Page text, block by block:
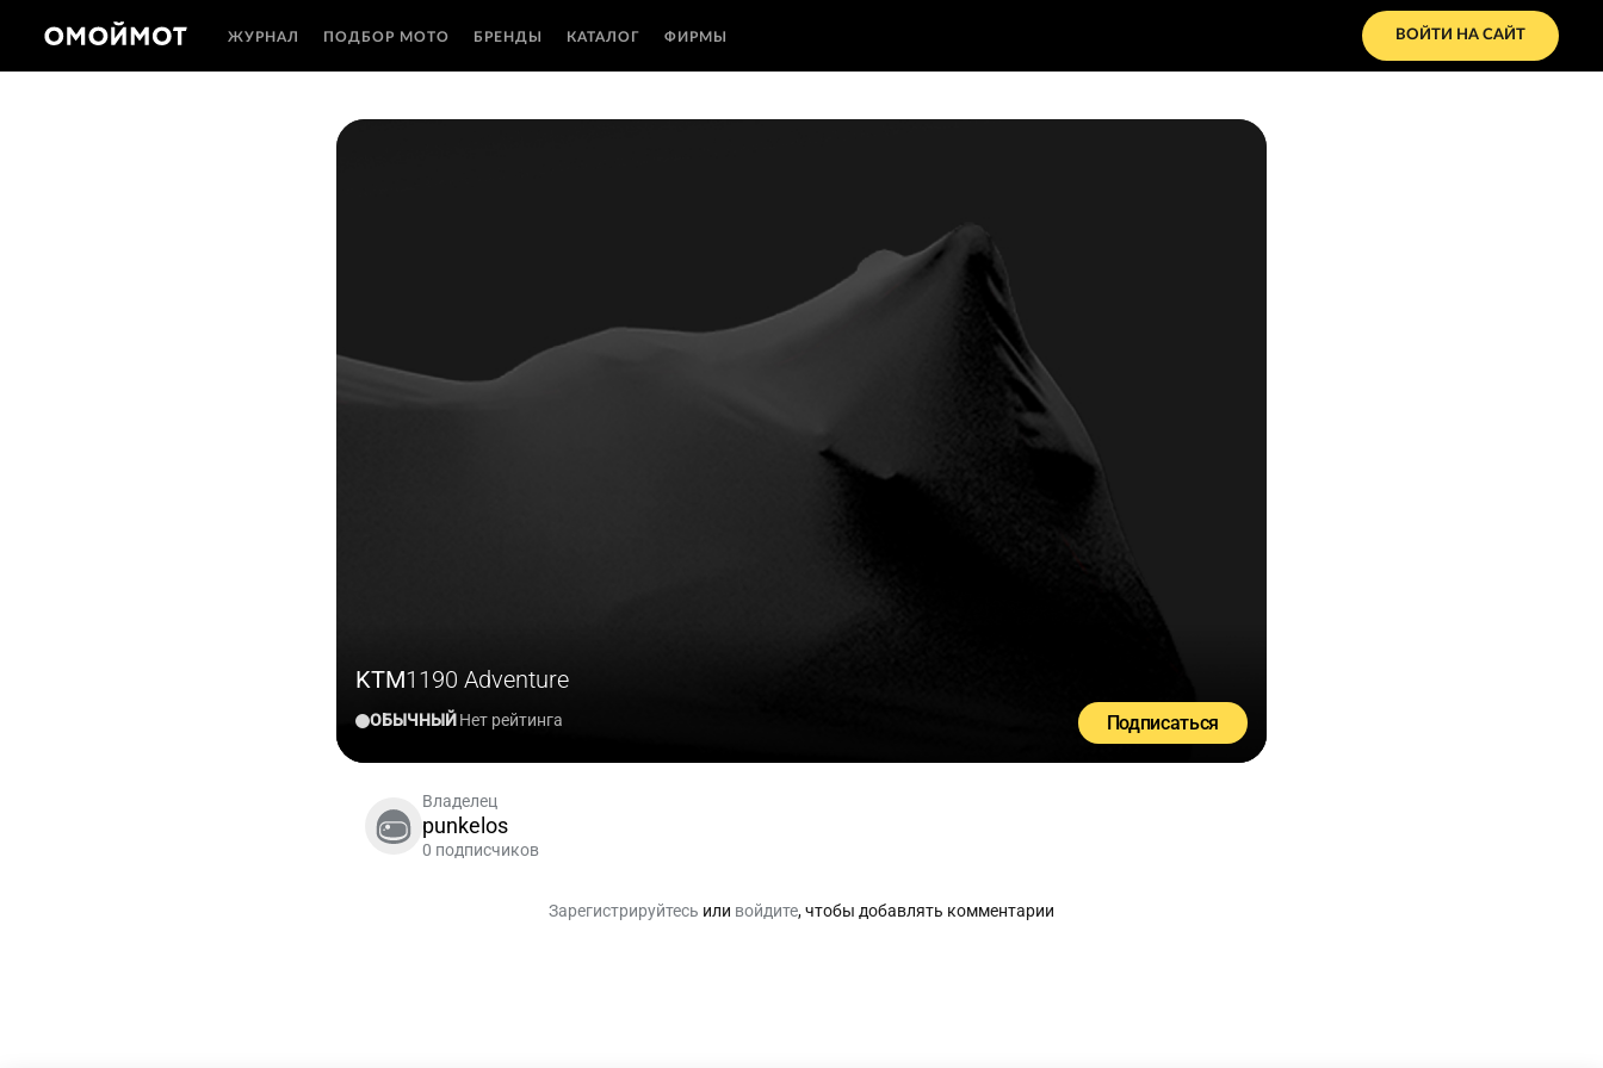
ЖУРНАЛ ПОДБОР МОТО БРЕНДЫ КАТАЛОГ ФИРМЫ ВОЙТИ НА САЙТ
KTM1190 Adventure
ОБЫЧНЫЙНет рейтинга Подписаться
Владелец
punkelos
0 подписчиков
Зарегистрируйтесь или войдите, чтобы добавлять комментарии